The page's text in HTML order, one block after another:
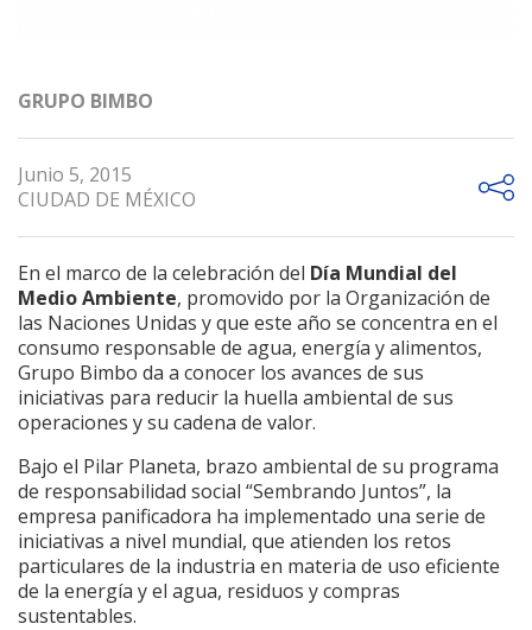
GRUPO BIMBO
Junio 5, 2015
CIUDAD DE MÉXICO
En el marco de la celebración del Día Mundial del
Medio Ambiente, promovido por la Organización de
las Naciones Unidas y que este año se concentra en el
consumo responsable de agua, energía y alimentos,
Grupo Bimbo da a conocer los avances de sus
iniciativas para reducir la huella ambiental de sus
operaciones y su cadena de valor.
Bajo el Pilar Planeta, brazo ambiental de su programa
de responsabilidad social “Sembrando Juntos”, la
empresa panificadora ha implementado una serie de
iniciativas a nivel mundial, que atienden los retos
particulares de la industria en materia de uso eficiente
de la energía y el agua, residuos y compras
sustentables.